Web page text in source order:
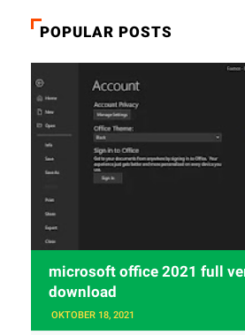
POPULAR POSTS
microsoft office 2021 full
download
OKTOBER 18, 2021